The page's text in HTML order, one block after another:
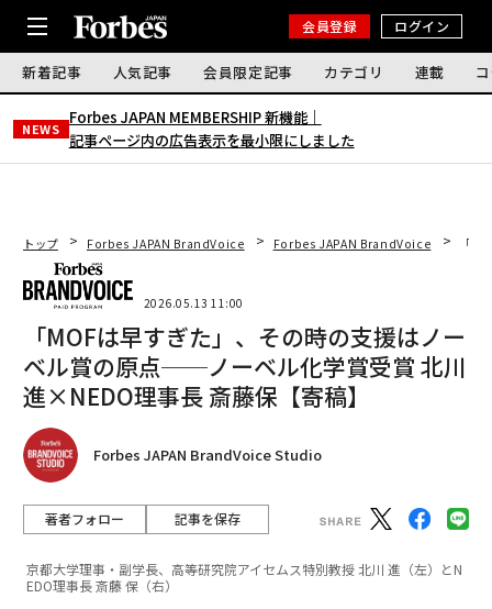
会員登録 ログイン
新着記事 人気記事 会員限定記事 カテゴリ 連載
NEWS
Forbes JAPAN MEMBERSHIP 新機能｜
記事ページ内の広告表示を最小限にしました
トップ Forbes JAPAN BrandVoice Forbes JAPAN BrandVoice 「
2026.05.13 11:00
「MOFは早すぎた」、その時の支援はノー
ベル賞の原点──ノーベル化学賞受賞 北川
進×NEDO理事長 斎藤保【寄稿】
Forbes JAPAN BrandVoice Studio
著者フォロー 記事を保存
京都大学理事・副学長、高等研究院アイセムス特別教授 北川 進（左）とN
EDO理事長 斎藤 保（右）